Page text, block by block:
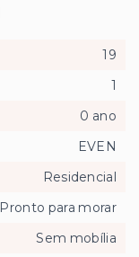
19
1
0 ano
EVEN
Residencial
Pronto para morar
Sem mobília